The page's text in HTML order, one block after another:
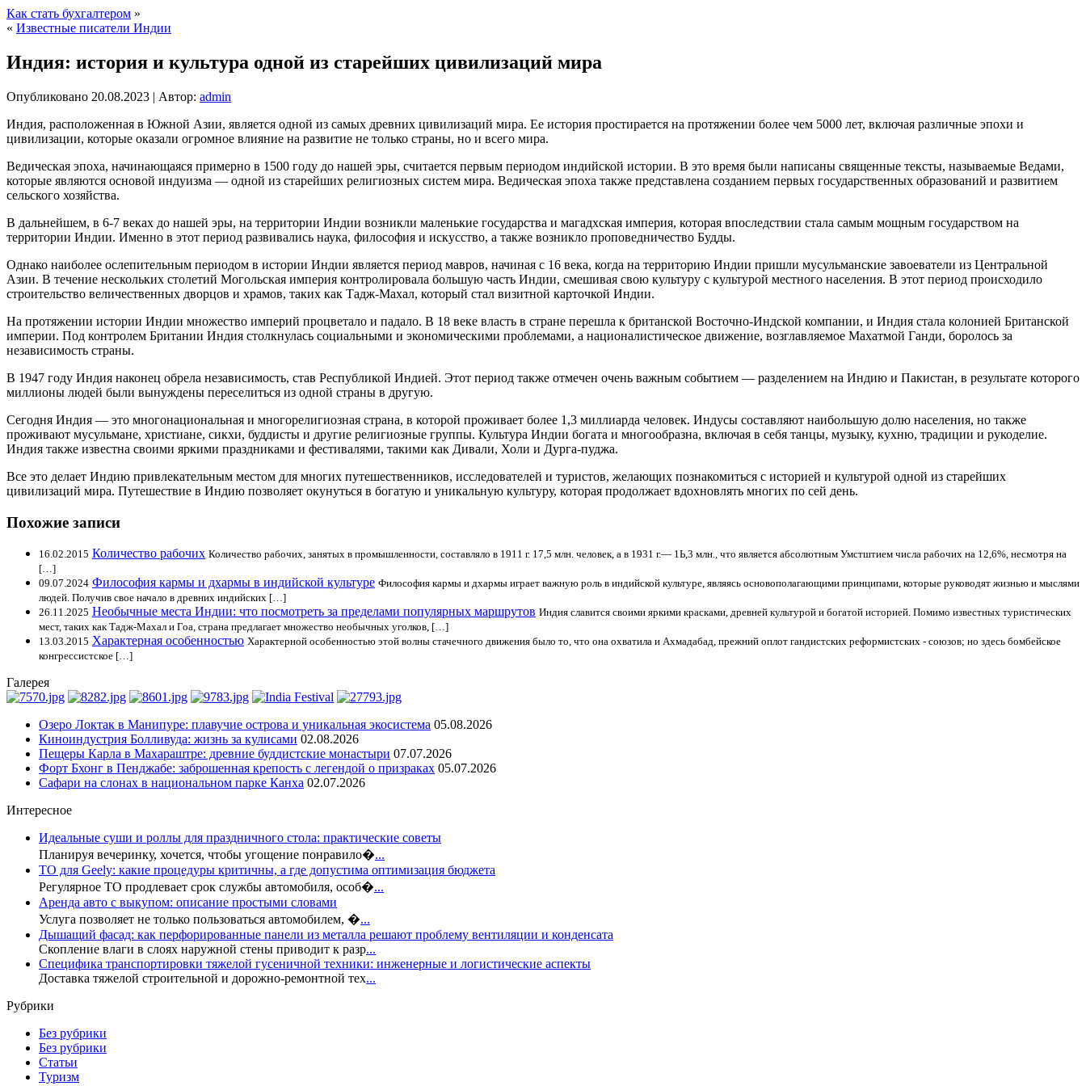
Как стать бухгалтером »
« Известные писатели Индии
Индия: история и культура одной из старейших цивилизаций мира
Опубликовано 20.08.2023 | Автор: admin
Индия, расположенная в Южной Азии, является одной из самых древних цивилизаций мира. Ее история простирается на протяжении более чем 5000 лет, включая различные эпохи и
цивилизации, которые оказали огромное влияние на развитие не только страны, но и всего мира.
Ведическая эпоха, начинающаяся примерно в 1500 году до нашей эры, считается первым периодом индийской истории. В это время были написаны священные тексты, называемые Ведами,
которые являются основой индуизма — одной из старейших религиозных систем мира. Ведическая эпоха также представлена созданием первых государственных образований и развитием
сельского хозяйства.
В дальнейшем, в 6-7 веках до нашей эры, на территории Индии возникли маленькие государства и магадхская империя, которая впоследствии стала самым мощным государством на
территории Индии. Именно в этот период развивались наука, философия и искусство, а также возникло проповедничество Будды.
Однако наиболее ослепительным периодом в истории Индии является период мавров, начиная с 16 века, когда на территорию Индии пришли мусульманские завоеватели из Центральной
Азии. В течение нескольких столетий Могольская империя контролировала большую часть Индии, смешивая свою культуру с культурой местного населения. В этот период происходило
строительство величественных дворцов и храмов, таких как Тадж-Махал, который стал визитной карточкой Индии.
На протяжении истории Индии множество империй процветало и падало. В 18 веке власть в стране перешла к британской Восточно-Индской компании, и Индия стала колонией Британской
империи. Под контролем Британии Индия столкнулась социальными и экономическими проблемами, а националистическое движение, возглавляемое Махатмой Ганди, боролось за
независимость страны.
В 1947 году Индия наконец обрела независимость, став Республикой Индией. Этот период также отмечен очень важным событием — разделением на Индию и Пакистан, в результате которого
миллионы людей были вынуждены переселиться из одной страны в другую.
Сегодня Индия — это многонациональная и многорелигиозная страна, в которой проживает более 1,3 миллиарда человек. Индусы составляют наибольшую долю населения, но также
проживают мусульмане, христиане, сикхи, буддисты и другие религиозные группы. Культура Индии богата и многообразна, включая в себя танцы, музыку, кухню, традиции и рукоделие.
Индия также известна своими яркими праздниками и фестивалями, такими как Дивали, Холи и Дурга-пуджа.
Все это делает Индию привлекательным местом для многих путешественников, исследователей и туристов, желающих познакомиться с историей и культурой одной из старейших
цивилизаций мира. Путешествие в Индию позволяет окунуться в богатую и уникальную культуру, которая продолжает вдохновлять многих по сей день.
Похожие записи
16.02.2015 Количество рабочих Количество рабочих, занятых в промышленности, составляло в 1911 г. 17,5 млн. человек, а в 1931 г.— 1Ь,3 млн., что является абсолютным Умстштием числа рабочих на 12,6%, несмотря на
[…]
09.07.2024 Философия кармы и дхармы в индийской культуре Философия кармы и дхармы играет важную роль в индийской культуре, являясь основополагающими принципами, которые руководят жизнью и мыслями
людей. Получив свое начало в древних индийских […]
26.11.2025 Необычные места Индии: что посмотреть за пределами популярных маршрутов Индия славится своими яркими красками, древней культурой и богатой историей. Помимо известных туристических
мест, таких как Тадж-Махал и Гоа, страна предлагает множество необычных уголков, […]
13.03.2015 Характерная особенностью Характерной особенностью этой волны стачечного движения было то, что она охватила и Ахмадабад, прежний оплот гандистских реформистских - союзов; но здесь бомбейское
конгрессистское […]
Галерея
Озеро Локтак в Манипуре: плавучие острова и уникальная экосистема 05.08.2026
Киноиндустрия Болливуда: жизнь за кулисами 02.08.2026
Пещеры Карла в Махараштре: древние буддистские монастыри 07.07.2026
Форт Бхонг в Пенджабе: заброшенная крепость с легендой о призраках 05.07.2026
Сафари на слонах в национальном парке Канха 02.07.2026
Интересное
Идеальные суши и роллы для праздничного стола: практические советы
Планируя вечеринку, хочется, чтобы угощение понравило�...
ТО для Geely: какие процедуры критичны, а где допустима оптимизация бюджета
Регулярное ТО продлевает срок службы автомобиля, особ�...
Аренда авто с выкупом: описание простыми словами
Услуга позволяет не только пользоваться автомобилем, �...
Дышащий фасад: как перфорированные панели из металла решают проблему вентиляции и конденсата
Скопление влаги в слоях наружной стены приводит к разр...
Специфика транспортировки тяжелой гусеничной техники: инженерные и логистические аспекты
Доставка тяжелой строительной и дорожно-ремонтной тех...
Рубрики
Без рубрики
Без рубрики
Статьи
Туризм